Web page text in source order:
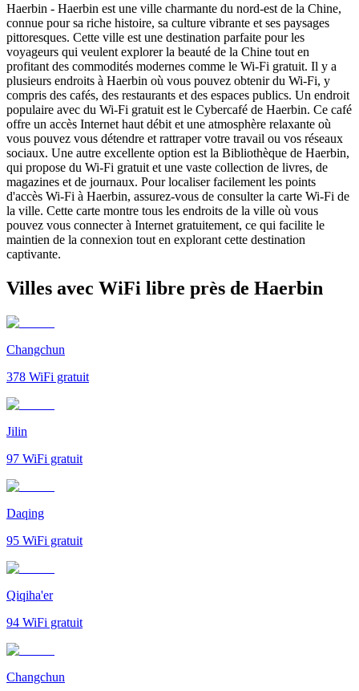
Haerbin - Haerbin est une ville charmante du nord-est de la Chine,
connue pour sa riche histoire, sa culture vibrante et ses paysages
pittoresques. Cette ville est une destination parfaite pour les
voyageurs qui veulent explorer la beauté de la Chine tout en
profitant des commodités modernes comme le Wi-Fi gratuit. Il y a
plusieurs endroits à Haerbin où vous pouvez obtenir du Wi-Fi, y
compris des cafés, des restaurants et des espaces publics. Un endroit
populaire avec du Wi-Fi gratuit est le Cybercafé de Haerbin. Ce café
offre un accès Internet haut débit et une atmosphère relaxante où
vous pouvez vous détendre et rattraper votre travail ou vos réseaux
sociaux. Une autre excellente option est la Bibliothèque de Haerbin,
qui propose du Wi-Fi gratuit et une vaste collection de livres, de
magazines et de journaux. Pour localiser facilement les points
d'accès Wi-Fi à Haerbin, assurez-vous de consulter la carte Wi-Fi de
la ville. Cette carte montre tous les endroits de la ville où vous
pouvez vous connecter à Internet gratuitement, ce qui facilite le
maintien de la connexion tout en explorant cette destination
captivante.
Villes avec WiFi libre près de Haerbin
Changchun
378 WiFi gratuit
Jilin
97 WiFi gratuit
Daqing
95 WiFi gratuit
Qiqiha'er
94 WiFi gratuit
Changchun